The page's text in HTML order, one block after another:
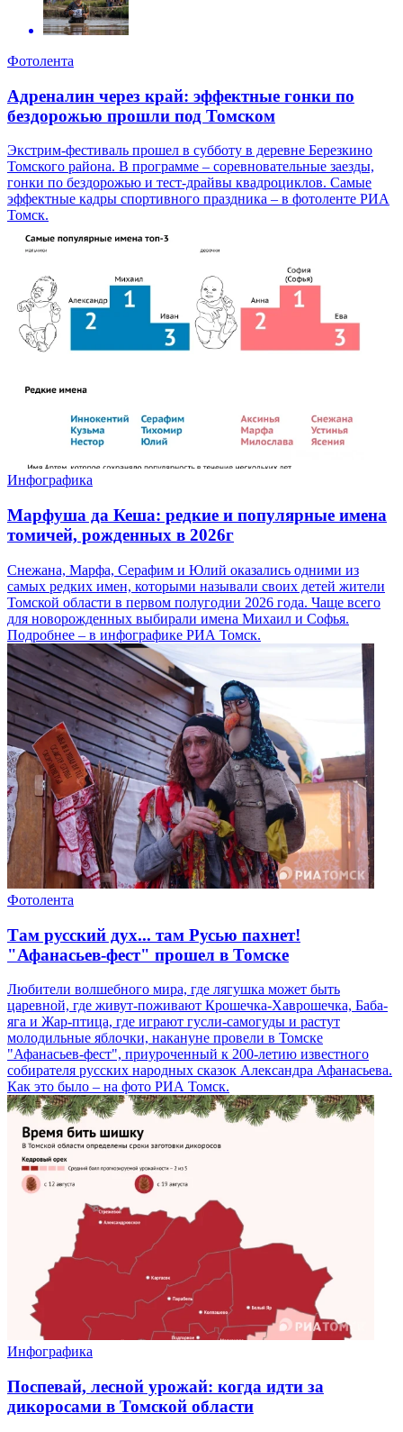
Фотолента
Адреналин через край: эффектные гонки по
бездорожью прошли под Томском
Экстрим-фестиваль прошел в субботу в деревне Березкино
Томского района. В программе – соревновательные заезды,
гонки по бездорожью и тест-драйвы квадроциклов. Самые
эффектные кадры спортивного праздника – в фотоленте РИА
Томск.
Инфографика
Марфуша да Кеша: редкие и популярные имена
томичей, рожденных в 2026г
Снежана, Марфа, Серафим и Юлий оказались одними из
самых редких имен, которыми называли своих детей жители
Томской области в первом полугодии 2026 года. Чаще всего
для новорожденных выбирали имена Михаил и Софья.
Подробнее – в инфографике РИА Томск.
Фотолента
Там русский дух... там Русью пахнет!
"Афанасьев-фест" прошел в Томске
Любители волшебного мира, где лягушка может быть
царевной, где живут-поживают Крошечка-Хаврошечка, Баба-
яга и Жар-птица, где играют гусли-самогуды и растут
молодильные яблочки, накануне провели в Томске
"Афанасьев-фест", приуроченный к 200-летию известного
собирателя русских народных сказок Александра Афанасьева.
Как это было – на фото РИА Томск.
Инфографика
Поспевай, лесной урожай: когда идти за
дикоросами в Томской области